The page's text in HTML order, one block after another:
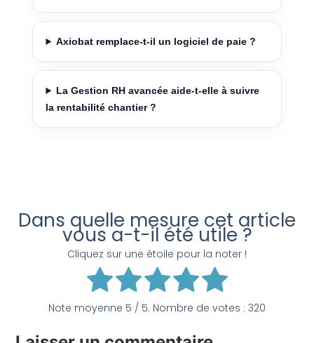
Axiobat remplace-t-il un logiciel de paie ?
La Gestion RH avancée aide-t-elle à suivre
la rentabilité chantier ?
Dans quelle mesure cet article
vous a-t-il été utile ?
Cliquez sur une étoile pour la noter !
Note moyenne 5 / 5. Nombre de votes : 320